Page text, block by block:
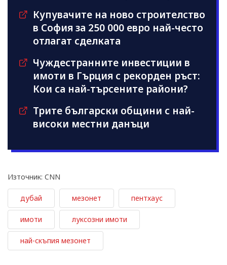
Купувачите на ново строителство
в София за 250 000 евро най-често
отлагат сделката
Чуждестранните инвестиции в
имоти в Гърция с рекорден ръст:
Кои са най-търсените райони?
Трите български общини с най-
високи местни данъци
Източник: CNN
дубай мезонет пентхаус
имоти луксозни имоти
най-скъпия мезонет